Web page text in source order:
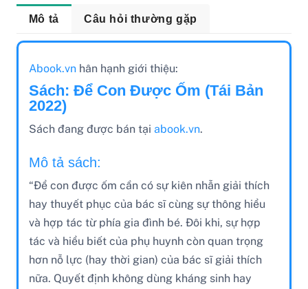
Mô tả Câu hỏi thường gặp
Abook.vnhân hạnh giới thiệu:
Sách: Để Con Được Ốm (Tái Bản
2022)
Sách đang được bán tại abook.vn.
Mô tả sách:
“Để con được ốm cần có sự kiên nhẫn giải thích
hay thuyết phục của bác sĩ cùng sự thông hiểu
và hợp tác từ phía gia đình bé. Đôi khi, sự hợp
tác và hiểu biết của phụ huynh còn quan trọng
hơn nỗ lực (hay thời gian) của bác sĩ giải thích
nữa. Quyết định không dùng kháng sinh hay